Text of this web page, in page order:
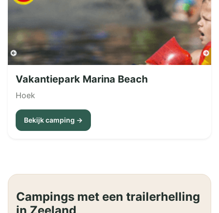
Vakantiepark Marina Beach
Hoek
Bekijk camping →
Campings met een trailerhelling
in Zeeland